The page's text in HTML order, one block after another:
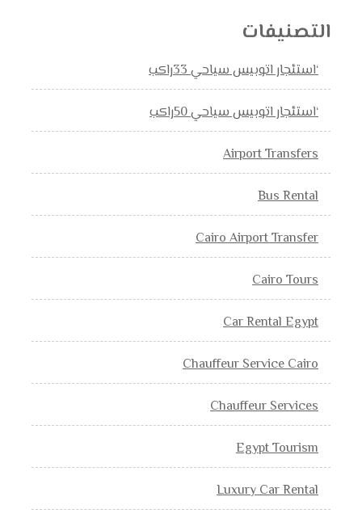
التصنيفات
‘استئجار اتوبيس سياحي 33راكب
‘استئجار اتوبيس سياحي 50راكب
Airport Transfers
Bus Rental
Cairo Airport Transfer
Cairo Tours
Car Rental Egypt
Chauffeur Service Cairo
Chauffeur Services
Egypt Tourism
Luxury Car Rental